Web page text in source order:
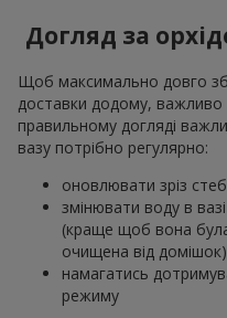
Догляд за
Щоб максимально довго
доставки додому, важливо
правильному догляді
вазу потрібно регулярно:
оновлювати зріз
змінювати воду в
(краще щоб вона
очищена від
намагатись
режиму